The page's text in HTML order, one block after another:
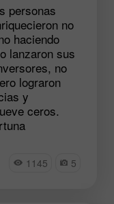
personas
no
haciendo
lanzaron sus
no
lograron
y
ceros.
1145 5